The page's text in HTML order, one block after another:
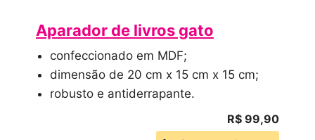
Aparador de livros gato
confeccionado em MDF;
dimensão de 20 cm x 15 cm x 15 cm;
robusto e antiderrapante.
R$ 99,90